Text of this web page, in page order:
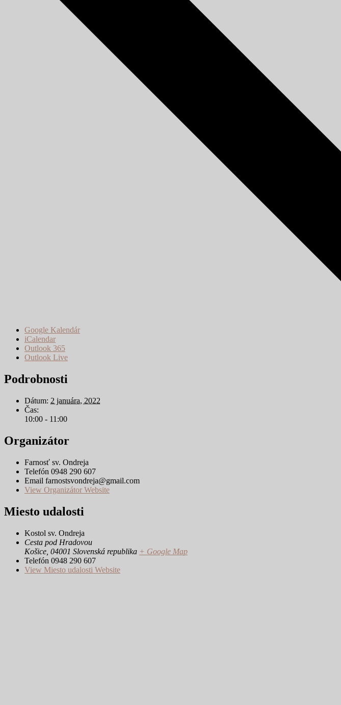
Google Kalendár
iCalendar
Outlook 365
Outlook Live
Podrobnosti
Dátum: 2 januára, 2022
Čas:
10:00 - 11:00
Organizátor
Farnosť sv. Ondreja
Telefón 0948 290 607
Email farnostsvondreja@gmail.com
View Organizátor Website
Miesto udalosti
Kostol sv. Ondreja
Cesta pod Hradovou
Košice 04001 Slovenská republika + Google Map
Telefón 0948 290 607
View Miesto udalosti Website